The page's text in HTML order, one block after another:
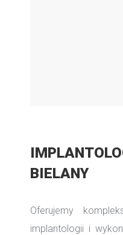
BIELANY
Oferujemy
implantologii i